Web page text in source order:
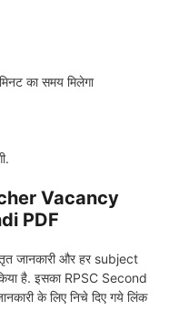
का समय मिलेगा
Vacancy
PDF
जानकारी और हर subject
है. इसका RPSC Second
के लिए निचे दिए गये लिंक